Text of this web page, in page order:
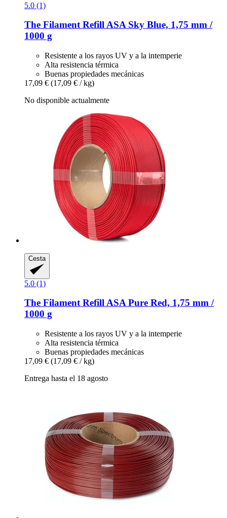
5.0 (1)
The FilamentRefill ASA Sky Blue, 1,75 mm /
1000 g
Resistente a los rayos UV y a la intemperie
Alta resistencia térmica
Buenas propiedades mecánicas
17,09 € (17,09 € / kg)
No disponible actualmente
Cesta
5.0 (1)
The FilamentRefill ASA Pure Red, 1,75 mm /
1000 g
Resistente a los rayos UV y a la intemperie
Alta resistencia térmica
Buenas propiedades mecánicas
17,09 € (17,09 € / kg)
Entrega hasta el 18 agosto